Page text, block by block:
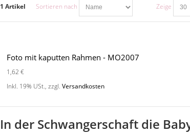
1 Artikel Sortieren nach Zeige
Foto mit kaputten Rahmen - MO2007
1,62 €
Inkl. 19% USt.,zzgl.Versandkosten
In der Schwangerschaft die